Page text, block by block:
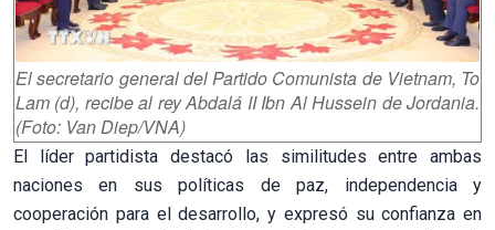
El secretario general del Partido Comunista de Vietnam, To
Lam (d), recibe al rey Abdalá II Ibn Al Hussein de Jordania.
(Foto: Van Diep/VNA)
El líder partidista destacó las similitudes entre ambas
naciones en sus políticas de paz, independencia y
cooperación para el desarrollo, y expresó su confianza en